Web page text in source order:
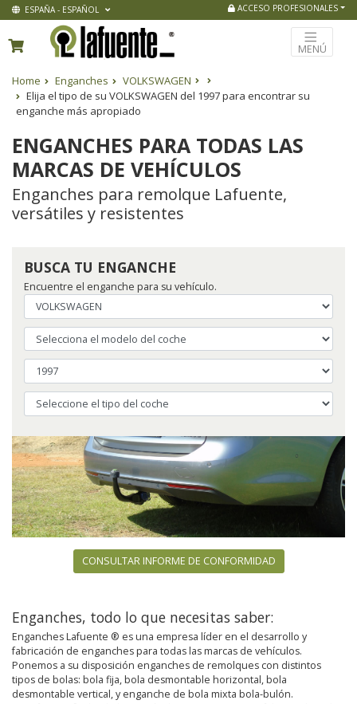
ESPAÑA - ESPAÑOL ACCESO PROFESIONALES
MENÚ
Home Enganches
VOLKSWAGEN
Elija el tipo de su VOLKSWAGEN del 1997 para encontrar su
enganche más apropiado
ENGANCHES PARA TODAS LAS
MARCAS DE VEHÍCULOS
Enganches para remolque Lafuente,
versátiles y resistentes
BUSCA TU ENGANCHE
Encuentre el enganche para su vehículo.
CONSULTAR INFORME DE CONFORMIDAD
Enganches, todo lo que necesitas saber:
Enganches Lafuente ® es una empresa líder en el desarrollo y
fabricación de enganches para todas las marcas de vehículos.
Ponemos a su disposición enganches de remolques con distintos
tipos de bolas: bola fija, bola desmontable horizontal, bola
desmontable vertical, y enganche de bola mixta bola-bulón.